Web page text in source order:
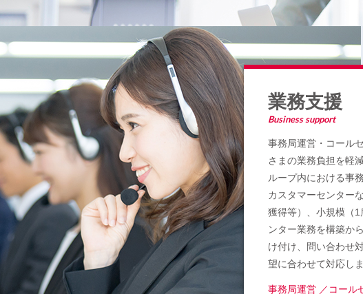
業務支援
Business support
事務局運営・コール
さまの業務負担を軽
ループ内における事
カスタマーセンター
獲得等）、小規模（
ンター業務を構築か
け付け、問い合わせ
望に合わせて対応しま
事務局運営 ／コー